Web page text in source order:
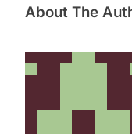
About The